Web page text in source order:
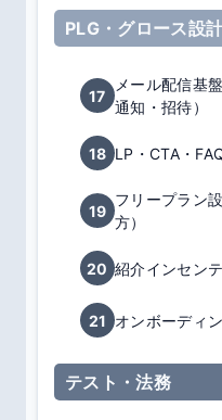
PLG・グロース設計
17
メール配信基
通知・招待）
18 LP・CTA・
19
フリープラン
方）
20 紹介インセン
21 オンボーディ
テスト・法務